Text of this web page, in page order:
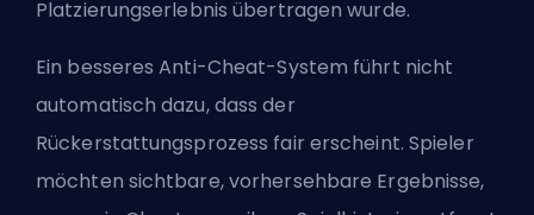
Platzierungserlebnis übertragen wurde.
Ein besseres Anti-Cheat-System führt nicht
automatisch dazu, dass der
Rückerstattungsprozess fair erscheint. Spieler
möchten sichtbare, vorhersehbare Ergebnisse,